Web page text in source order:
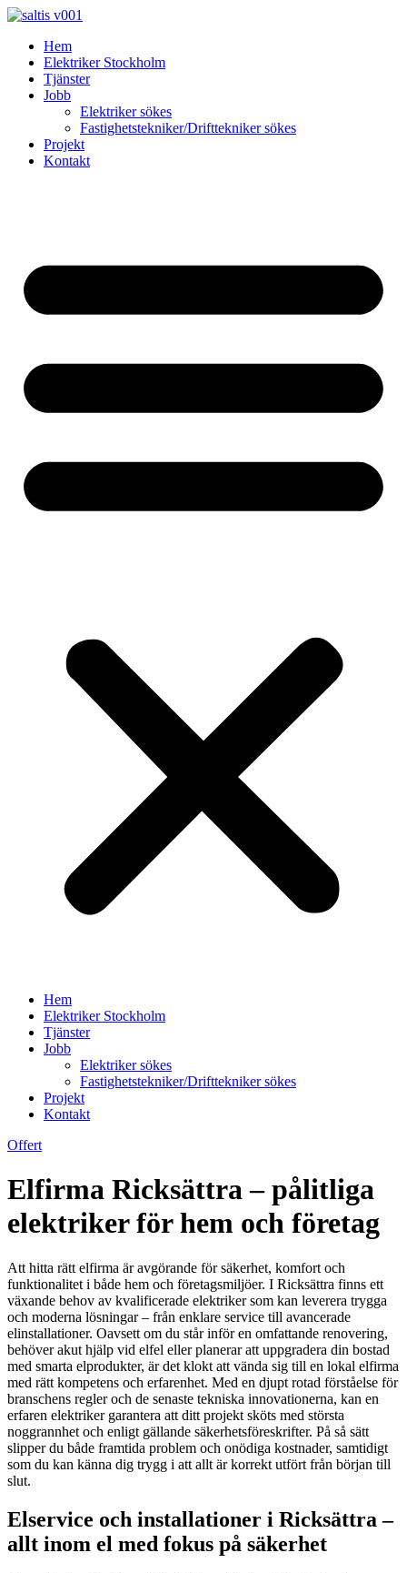
Skip
contentHem
Elektriker Stockholm
Tjänster
Jobb
Elektriker sökes
Fastighetstekniker/Drifttekniker sökes
Projekt
Kontakt
Hem
Elektriker Stockholm
Tjänster
Jobb
Elektriker sökes
Fastighetstekniker/Drifttekniker sökes
Projekt
Kontakt
Offert
Elfirma Ricksättra – pålitliga
elektriker för hem och företag
Att hitta rätt elfirma är avgörande för säkerhet, komfort och
funktionalitet i både hem och företagsmiljöer. I Ricksättra finns ett
växande behov av kvalificerade elektriker som kan leverera trygga
och moderna lösningar – från enklare service till avancerade
elinstallationer. Oavsett om du står inför en omfattande renovering,
behöver akut hjälp vid elfel eller planerar att uppgradera din bostad
med smarta elprodukter, är det klokt att vända sig till en lokal elfirma
med rätt kompetens och erfarenhet. Med en djupt rotad förståelse för
branschens regler och de senaste tekniska innovationerna, kan en
erfaren elektriker garantera att ditt projekt sköts med största
noggrannhet och enligt gällande säkerhetsföreskrifter. På så sätt
slipper du både framtida problem och onödiga kostnader, samtidigt
som du kan känna dig trygg i att allt är korrekt utfört från början till
slut.
Elservice och installationer i Ricksättra –
allt inom el med fokus på säkerhet